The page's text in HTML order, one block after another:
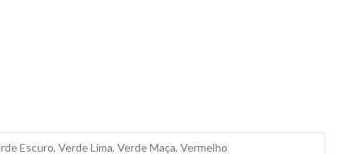
Escuro, Verde Lima, Verde Maça, Vermelho